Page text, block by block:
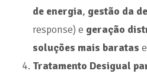
de energia, gestão da
response) e geração
soluções mais baratas
Tratamento Desigual